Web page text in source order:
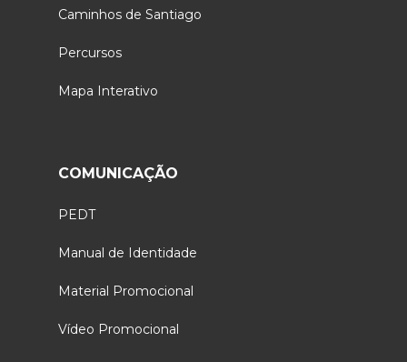
Caminhos de Santiago
Percursos
Mapa Interativo
COMUNICAÇÃO
PEDT
Manual de Identidade
Material Promocional
Vídeo Promocional